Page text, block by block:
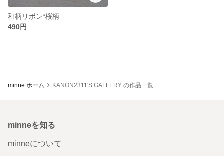
和柄リボン*桜柄
490円
minne ホーム KANON2311'S GALLERY の作品一覧
minneを知る
minneについて